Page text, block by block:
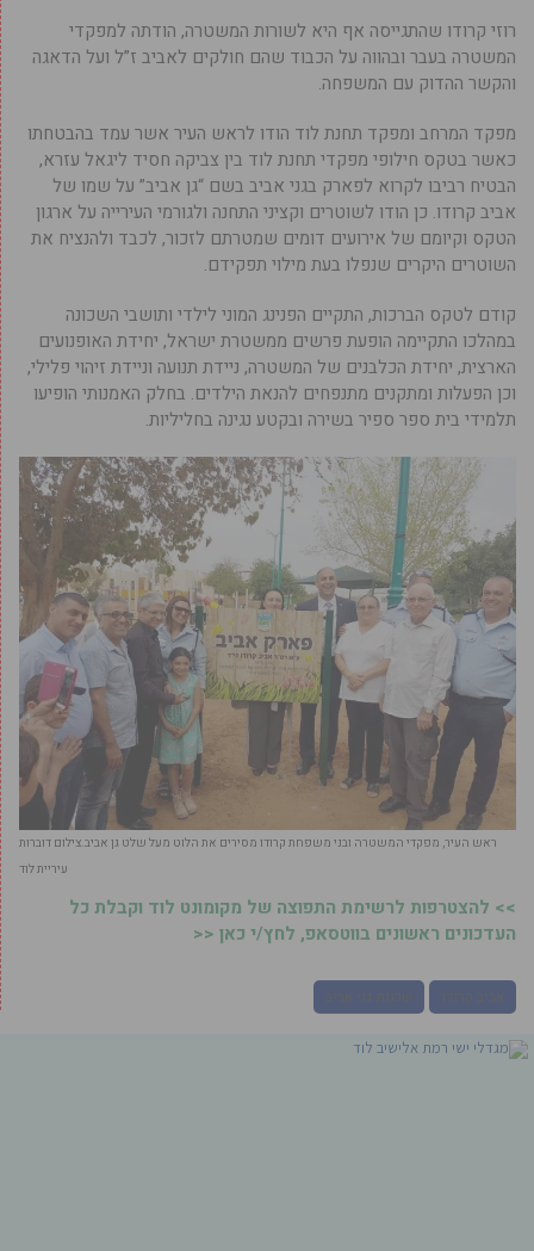
רוזי קרודו שהתגייסה אף היא לשורות המשטרה, הודתה למפקדי
המשטרה בעבר ובהווה על הכבוד שהם חולקים לאביב ז”ל ועל הדאגה
והקשר ההדוק עם המשפחה.
מפקד המרחב ומפקד תחנת לוד הודו לראש העיר אשר עמד בהבטחתו
כאשר בטקס חילופי מפקדי תחנת לוד בין צביקה חסיד ליגאל עזרא,
הבטיח רביבו לקרוא לפארק בגני אביב בשם “גן אביב” על שמו של
אביב קרודו. כן הודו לשוטרים וקציני התחנה ולגורמי העירייה על ארגון
הטקס וקיומם של אירועים דומים שמטרתם לזכור, לכבד ולהנציח את
השוטרים היקרים שנפלו בעת מילוי תפקידם.
קודם לטקס הברכות, התקיים הפנינג המוני לילדי ותושבי השכונה
במהלכו התקיימה הופעת פרשים ממשטרת ישראל, יחידת האופנועים
הארצית, יחידת הכלבנים של המשטרה, ניידת תנועה וניידת זיהוי פלילי,
וכן הפעלות ומתקנים מתנפחים להנאת הילדים. בחלק האמנותי הופיעו
תלמידי בית ספר ספיר בשירה ובקטע נגינה בחליליות.
ראש העיר, מפקדי המשטרה ובני משפחת קרודו מסירים את הלוט מעל שלט גן אביב.צילום דוברות
עיריית לוד
>> להצטרפות לרשימת התפוצה של מקומונט לוד וקבלת כל
העדכונים ראשונים בווטסאפ, לחץ/י כאן <<